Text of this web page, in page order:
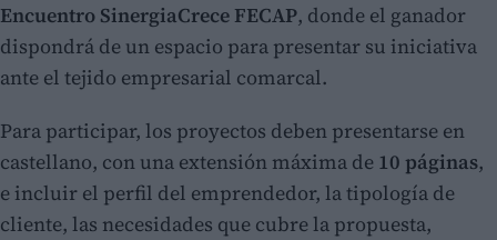
Encuentro SinergiaCrece FECAP, donde el ganador
dispondrá de un espacio para presentar su iniciativa
ante el tejido empresarial comarcal.
Para participar, los proyectos deben presentarse en
castellano, con una extensión máxima de 10 páginas,
e incluir el perfil del emprendedor, la tipología de
cliente, las necesidades que cubre la propuesta,